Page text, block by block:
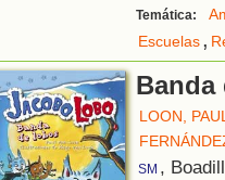
Temática:
Escuelas,
LOON,
SM ,